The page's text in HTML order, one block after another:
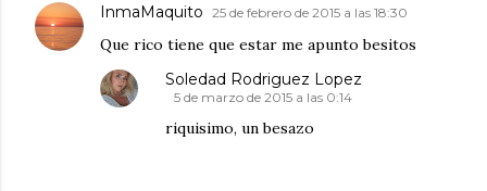
InmaMaquito 25 de febrero de 2015 a las 18:30
Que rico tiene que estar me apunto besitos
Soledad Rodriguez Lopez
5 de marzo de 2015 a las 0:14
riquisimo, un besazo